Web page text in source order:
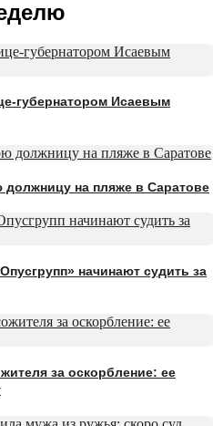
губернатором Исаевым
на пляже в Саратове
начинают судить за
за оскорбление: ее